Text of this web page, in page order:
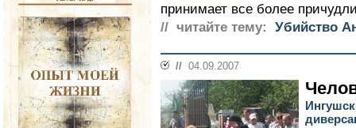
принимает все более
// читайте тему:
Убийство
// 04.09.2007